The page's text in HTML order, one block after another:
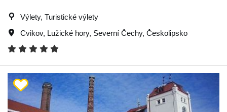
Výlety, Turistické výlety
Cvikov, Lužické hory, Severní Čechy, Českolipsko